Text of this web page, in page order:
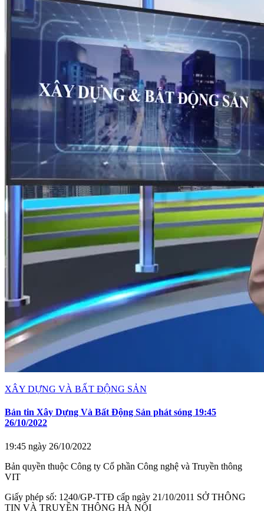
XÂY DỰNG VÀ BẤT ĐỘNG SẢN
Bản tin Xây Dựng Và Bất Động Sản phát sóng 19:45
26/10/2022
19:45 ngày 26/10/2022
Bản quyền thuộc Công ty Cổ phần Công nghệ và Truyền thông
VIT
Giấy phép số: 1240/GP-TTĐ cấp ngày 21/10/2011 SỞ THÔNG
TIN VÀ TRUYỀN THÔNG HÀ NỘI